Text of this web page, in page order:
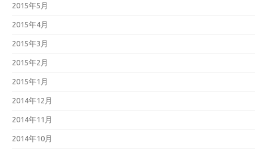
2015年5月
2015年4月
2015年3月
2015年2月
2015年1月
2014年12月
2014年11月
2014年10月